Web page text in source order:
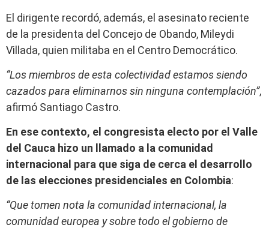
El dirigente recordó, además, el asesinato reciente
de la presidenta del Concejo de Obando, Mileydi
Villada, quien militaba en el Centro Democrático.
“Los miembros de esta colectividad estamos siendo
cazados para eliminarnos sin ninguna contemplación”,
afirmó Santiago Castro.
En ese contexto, el congresista electo por el Valle
del Cauca hizo un llamado a la comunidad
internacional para que siga de cerca el desarrollo
de las elecciones presidenciales en Colombia:
“Que tomen nota la comunidad internacional, la
comunidad europea y sobre todo el gobierno de